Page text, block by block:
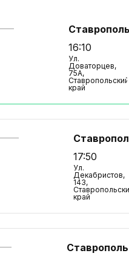
Ставрополь
16:10
Ул.
Доваторцев,
75А,
Ставропольский
край
17:50
Ул.
Декабристов,
143,
край
Ставрополь